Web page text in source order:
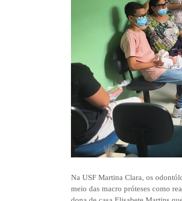
Na USF Martina Clara, os
meio das macro próteses como